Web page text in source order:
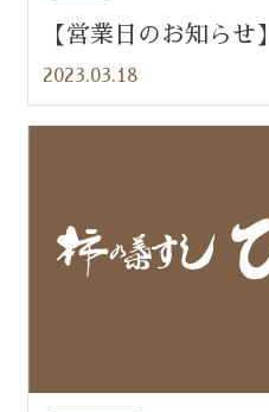
【営業日のお知らせ
2023.03.18